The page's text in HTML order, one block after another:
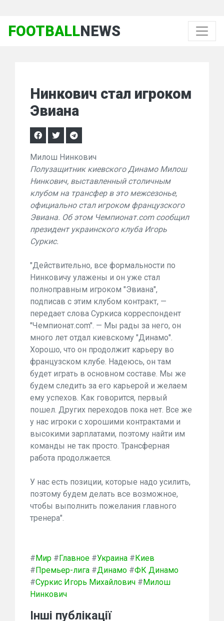
FOOTBALLNEWS
Нинкович стал игроком
Эвиана
Милош Нинкович
Полузащитник киевского Динамо Милош
Нинкович, выставленный столичным
клубом на трансфер в это межсезонье,
официально стал игроком французского
Эвиана. Об этом Чемпионат.com сообщил
президент украинского клуба Игорь
Суркис.
"Действительно, все формальности по
Нинковичу улажены и он уже стал
полноправным игроком "Эвиана",
подписав с этим клубом контракт, —
передает слова Суркиса корреспондент
"Чемпионат.com". — Мы рады за него, он
много лет отдал киевскому "Динамо".
Хорошо, что он продолжит карьеру во
французском клубе. Надеюсь, он там
будет играть в основном составе. Мы же
будем следить за его карьерой и желаем
ему успехов. Как говорится, первый
пошел. Других переходов пока нет. Все же
у нас игроки с хорошими контрактами и
высокими зарплатами, поэтому найти им
команды не так просто. Трансферная
работа продолжается.
У нас есть позиции, которые надо усилить,
поэтому будем делать все возможное,
чтобы выполнить пожелания главного
тренера".
#Мир #Главное #Украина #Киев
#Премьер-лига #Динамо #ФК Динамо
#Суркис Игорь Михайлович #Милош
Нинкович
Інші публікації